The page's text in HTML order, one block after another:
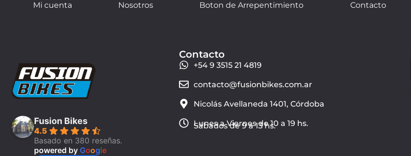
Mi cuenta Nosotros Boton de Arrepentimiento Contacto
Fusion Bikes
4.5
Basado en 380 reseñas.
powered by Google
Contacto
+54 9 3515 21 4819
contacto@fusionbikes.com.ar
Nicolás Avellaneda 1401, Córdoba
Lunes a Viernes de 10 a 19 hs.
Sábados de 9 a 13 hs.